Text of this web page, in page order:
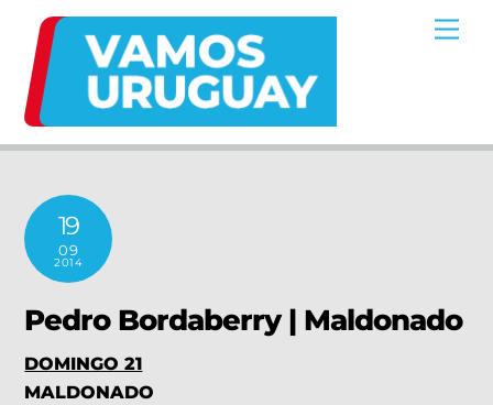
content
19
09
2014
Pedro Bordaberry | Maldonado
DOMINGO 21
MALDONADO